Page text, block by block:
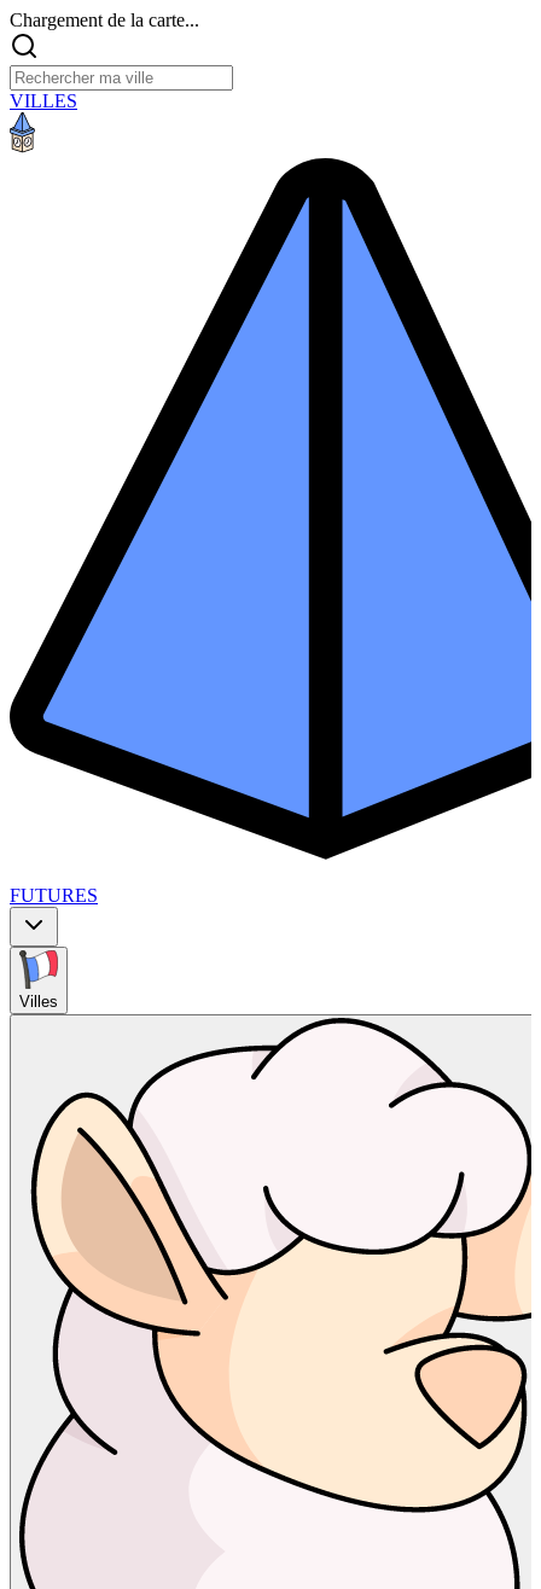
Chargement de la carte...
VILLES
FUTURES
Villes